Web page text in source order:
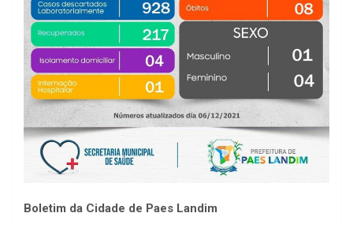
Boletim da Cidade de Paes Landim